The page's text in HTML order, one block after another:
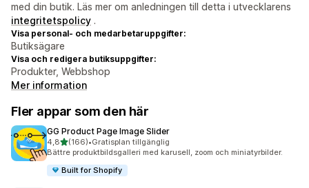
med din butik. Läs mer om anledningen till detta i utvecklarens
integritetspolicy .
Visa personal- och medarbetaruppgifter:
Butiksägare
Visa och redigera butiksuppgifter:
Produkter, Webbshop
Mer information
Fler appar som den här
GG Product Page Image Slider
4,8av 5 stjärnor
(166)
166 recensioner totalt
•Gratisplan tillgänglig
Bättre produktbildsgalleri med karusell, zoom och miniatyrbilder.
Built for Shopify